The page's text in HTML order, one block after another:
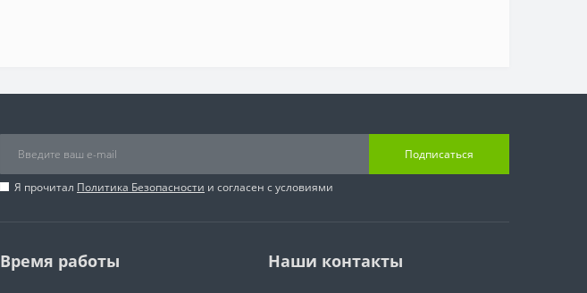
Подписаться
Я прочитал Политика Безопасности и согласен с условиями
Время работы Наши контакты